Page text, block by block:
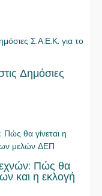
Δημόσιες
Πώς θα
και η εκλογή